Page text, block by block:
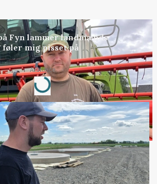
Fyn lammer landmænds
føler mig pisset på
Annonce
Loading...